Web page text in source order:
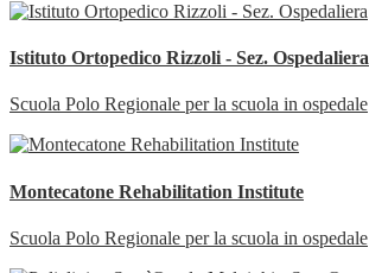
Istituto Ortopedico Rizzoli - Sez. Ospedaliera
Scuola Polo Regionale per la scuola in ospedale
Montecatone Rehabilitation Institute
Scuola Polo Regionale per la scuola in ospedale